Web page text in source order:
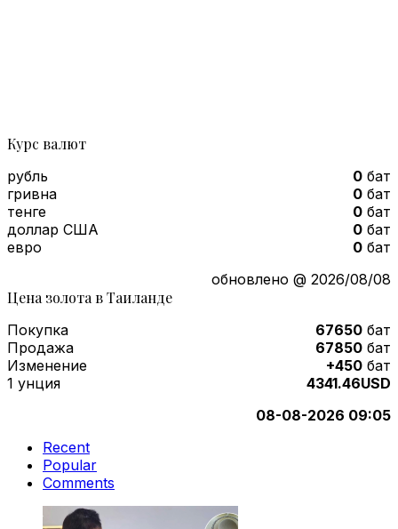
Курс валют
рубль 0 бат
гривна
0 бат
тенге
0 бат
доллар США
0 бат
евро
0 бат
обновлено @ 2026/08/08
Цена золота в Таиланде
Покупка 67650 бат
Продажа
67850 бат
Изменение
+450 бат
1 унция
4341.46USD
08-08-2026 09:05
Recent
Popular
Comments